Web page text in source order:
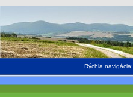
Rýchla navigácia: